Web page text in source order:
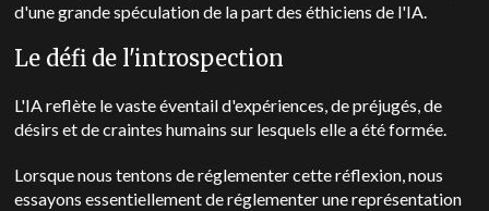
d'une grande spéculation de la part des éthiciens de l'IA.
Le défi de l'introspection
L'IA reflète le vaste éventail d'expériences, de préjugés, de
désirs et de craintes humains sur lesquels elle a été formée.
Lorsque nous tentons de réglementer cette réflexion, nous
essayons essentiellement de réglementer une représentation